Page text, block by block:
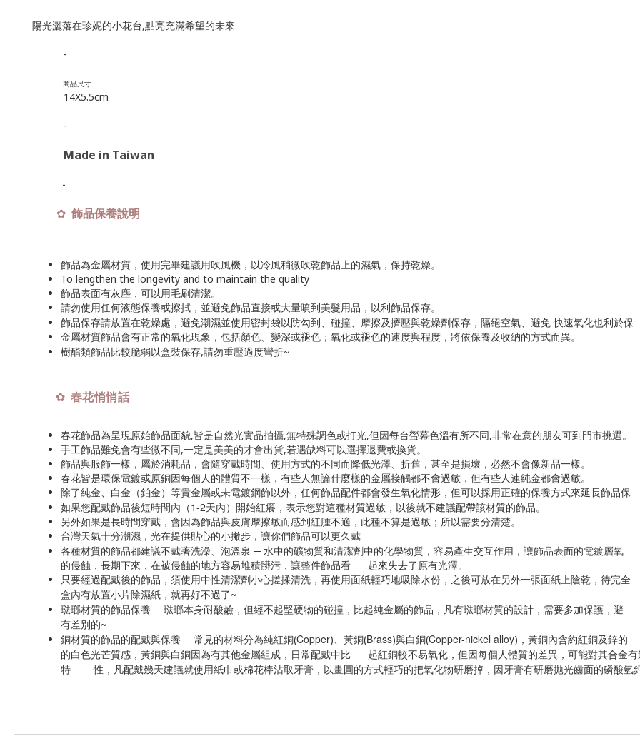
陽光灑落在珍妮的小花台,點亮充滿希望的未來
-
商品尺寸
14X5.5cm
-
Made in Taiwan
-
✿ 飾品保養說明
飾品為金屬材質，使用完畢建議用吹風機，以冷風稍微吹乾飾品上的濕氣，保持乾燥。
To lengthen the longevity and to maintain the quality
飾品表面有灰塵，可以用毛刷清潔。
請勿使用任何液態保養或擦拭，並避免飾品直接或大量噴到美髮用品，以利飾品保存。
飾品保存請放置在乾燥處，避免潮濕並使用密封袋以防勾到、碰撞、摩擦及擠壓與乾燥劑保存，隔絕空氣、避免 快速氧化也利於
金屬材質飾品會有正常的氧化現象，包括顏色、變深或褪色；氧化或褪色的速度與程度，將依保養及收納的方式而異。
樹酯類飾品比較脆弱以盒裝保存,請勿重壓過度彎折~
✿ 春花悄悄話
春花飾品為呈現原始飾品面貌,皆是自然光實品拍攝,無特殊調色或打光,但因每台螢幕色溫有所不同,非常在意的朋友可到門市挑選。
手工飾品難免會有些微不同,一定是美美的才會出貨,若遇缺料可以選擇退費或換貨。
飾品與服飾一樣，屬於消耗品，會隨穿戴時間、使用方式的不同而降低光澤、折舊，甚至是損壞，必然不會像新品一樣。
春花皆是環保電鍍或原銅因每個人的體質不一樣，有些人無論什麼樣的金屬接觸都不會過敏，但有些人連純金都會過敏。
除了純金、白金（鉑金）等貴金屬或未電鍍鋼飾以外，任何飾品配件都會發生氧化情形，但可以採用正確的保養方式來延長飾品保
如果您配戴飾品後短時間內（1-2天內）開始紅癢，表示您對這種材質過敏，以後就不建議配帶該材質的飾品。
另外如果是長時間穿戴，會因為飾品與皮膚摩擦敏而感到紅腫不適，此種不算是過敏；所以需要分清楚。
台灣天氣十分潮濕，光在提供貼心的小撇步，讓你們飾品可以更久戴
各種材質的飾品都建議不戴著洗澡、泡溫泉 ─ 水中的礦物質和清潔劑中的化學物質，容易產生交互作用，讓飾品表面的電鍍層
的侵蝕，長期下來，在被侵蝕的地方容易堆積髒污，讓整件飾品看 起來失去了原有光澤。
只要經過配戴後的飾品，須使用中性清潔劑小心搓揉清洗，再使用面紙輕巧地吸除水份，之後可放在另外一張面紙上陰乾，待完
盒內有放置小片除濕紙，就再好不過了~
琺瑯材質的飾品保養 ─ 琺瑯本身耐酸鹼，但經不起堅硬物的碰撞，比起純金屬的飾品，凡有琺瑯材質的設計，需要多加保護，
有差別的~
銅材質的飾品的配戴與保養 ─ 常見的材料分為純紅銅(Copper)、黃銅(Brass)與白銅(Copper-nickel alloy)，黃銅內含約紅銅及鋅的
的白色光芒質感，黃銅與白銅因為有其他金屬組成，日常配戴中比 起紅銅較不易氧化，但因每個人體質的差異，可能對其合金
特 性，凡配戴幾天建議就使用紙巾或棉花棒沾取牙膏，以畫圓的方式輕巧的把氧化物研磨掉，因牙膏有研磨拋光齒面的磷酸